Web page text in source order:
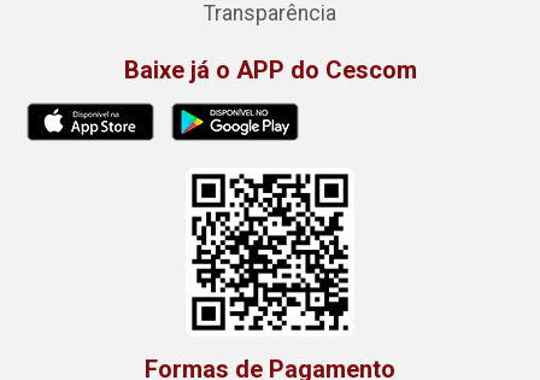
Transparência
Baixe já o APP do Cescom
Formas de Pagamento